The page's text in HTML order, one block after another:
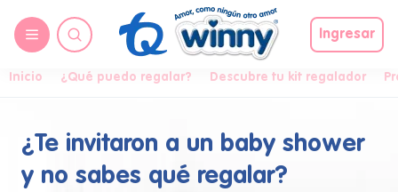
Ingresar
Inicio ¿Qué puedo regalar? Descubre tu kit regalador
¿Te invitaron a un baby shower
y no sabes qué regalar?